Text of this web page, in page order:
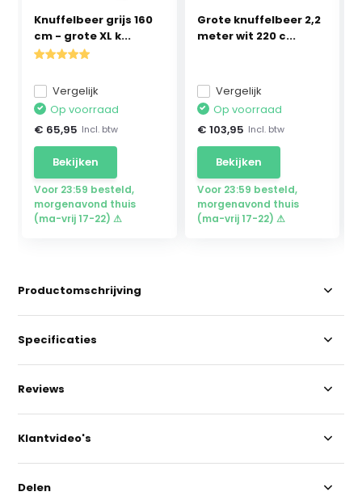
Knuffelbeer grijs 160
cm - grote XL k...
Vergelijk
Op voorraad
€ 65,95 Incl. btw
Bekijken
Voor 23:59 besteld,
morgenavond thuis
(ma-vrij 17-22) ⚠
Grote knuffelbeer 2,2
meter wit 220 c...
Vergelijk
Op voorraad
€ 103,95 Incl. btw
Bekijken
Voor 23:59 besteld,
morgenavond thuis
(ma-vrij 17-22) ⚠
Productomschrijving
Specificaties
Reviews
Klantvideo's
Delen